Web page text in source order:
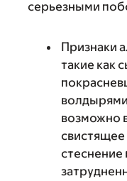
серьезными
Признаки
такие как
возможно
стеснение